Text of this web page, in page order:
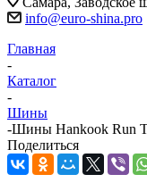
info@euro-shina.pro
Главная
-
Каталог
-
Шины
-Шины Hankook Run
Поделиться